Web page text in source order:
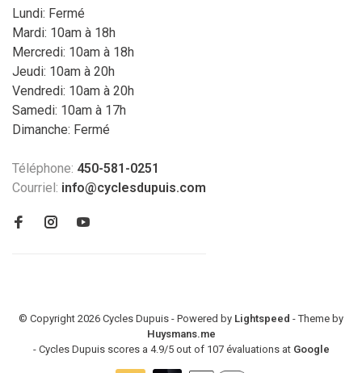
Lundi: Fermé
Mardi: 10am à 18h
Mercredi: 10am à 18h
Jeudi: 10am à 20h
Vendredi: 10am à 20h
Samedi: 10am à 17h
Dimanche: Fermé
Téléphone: 450-581-0251
Courriel: info@cyclesdupuis.com
© Copyright 2026 Cycles Dupuis - Powered by Lightspeed - Theme by
Huysmans.me
- Cycles Dupuis scores a 4.9/5out of 107 évaluations at Google